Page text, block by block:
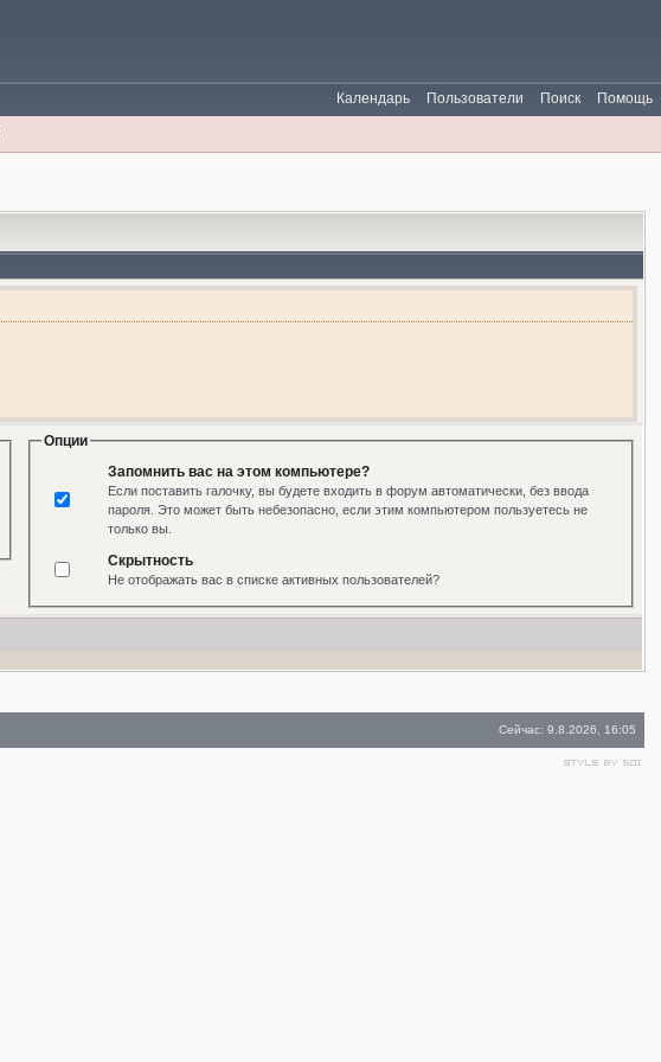
Помощь
Поиск
Пользователи
Календарь
Опции
Запомнить вас на этом компьютере?
Если поставить галочку, вы будете входить в форум автоматически, без ввода
пароля. Это может быть небезопасно, если этим компьютером пользуетесь не
только вы.
Скрытность
Не отображать вас в списке активных пользователей?
Сейчас: 9.8.2026, 16:05